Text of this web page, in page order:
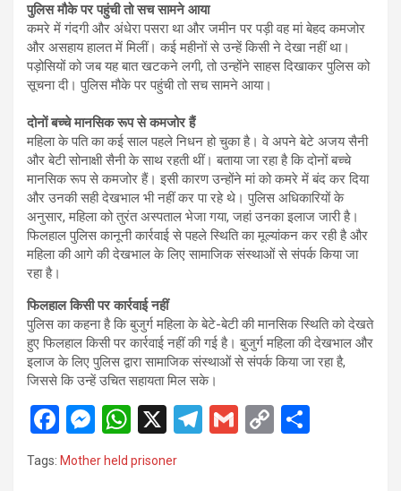
पुलिस मौके पर पहुंची तो सच सामने आया
कमरे में गंदगी और अंधेरा पसरा था और जमीन पर पड़ी वह मां बेहद कमजोर
और असहाय हालत में मिलीं। कई महीनों से उन्हें किसी ने देखा नहीं था।
पड़ोसियों को जब यह बात खटकने लगी, तो उन्होंने साहस दिखाकर पुलिस को
सूचना दी। पुलिस मौके पर पहुंची तो सच सामने आया।
दोनों बच्चे मानसिक रूप से कमजोर हैं
महिला के पति का कई साल पहले निधन हो चुका है। वे अपने बेटे अजय सैनी
और बेटी सोनाक्षी सैनी के साथ रहती थीं। बताया जा रहा है कि दोनों बच्चे
मानसिक रूप से कमजोर हैं। इसी कारण उन्होंने मां को कमरे में बंद कर दिया
और उनकी सही देखभाल भी नहीं कर पा रहे थे। पुलिस अधिकारियों के
अनुसार, महिला को तुरंत अस्पताल भेजा गया, जहां उनका इलाज जारी है।
फिलहाल पुलिस कानूनी कार्रवाई से पहले स्थिति का मूल्यांकन कर रही है और
महिला की आगे की देखभाल के लिए सामाजिक संस्थाओं से संपर्क किया जा
रहा है।
फिलहाल किसी पर कार्रवाई नहीं
पुलिस का कहना है कि बुजुर्ग महिला के बेटे-बेटी की मानसिक स्थिति को देखते
हुए फिलहाल किसी पर कार्रवाई नहीं की गई है। बुजुर्ग महिला की देखभाल और
इलाज के लिए पुलिस द्वारा सामाजिक संस्थाओं से संपर्क किया जा रहा है,
जिससे कि उन्हें उचित सहायता मिल सके।
F
a
ce
M
es
se
W
h
at
X
T
G
C
Tags: Mother held prisoner